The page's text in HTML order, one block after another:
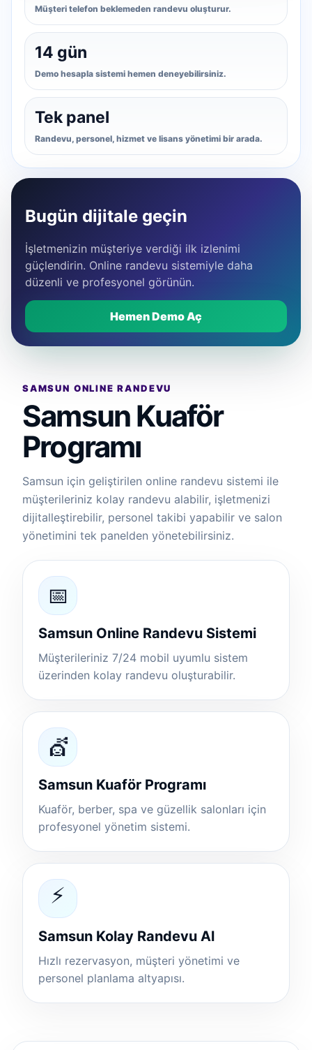
Müşteri telefon beklemeden randevu oluşturur.
14 gün
Demo hesapla sistemi hemen deneyebilirsiniz.
Tek panel
Randevu, personel, hizmet ve lisans yönetimi bir arada.
Bugün dijitale geçin
İşletmenizin müşteriye verdiği ilk izlenimi
güçlendirin. Online randevu sistemiyle daha
düzenli ve profesyonel görünün.
Hemen Demo Aç
SAMSUN ONLINE RANDEVU
Samsun Kuaför
Programı
Samsun için geliştirilen online randevu sistemi ile
müşterileriniz kolay randevu alabilir, işletmenizi
dijitalleştirebilir, personel takibi yapabilir ve salon
yönetimini tek panelden yönetebilirsiniz.
📅
Samsun Online Randevu Sistemi
Müşterileriniz 7/24 mobil uyumlu sistem
üzerinden kolay randevu oluşturabilir.
💇
Samsun Kuaför Programı
Kuaför, berber, spa ve güzellik salonları için
profesyonel yönetim sistemi.
⚡
Samsun Kolay Randevu Al
Hızlı rezervasyon, müşteri yönetimi ve
personel planlama altyapısı.